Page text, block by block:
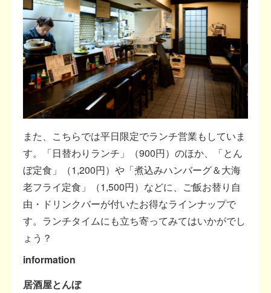
また、こちらでは平日限定でランチ営業もしていま
す。「日替わりランチ」（900円）のほか、「とん
ぼ定食」（1,200円）や「煮込みハンバーグ＆大海
老フライ定食」（1,500円）などに、ご飯お替り自
由・ドリンクバーが付いたお得なラインナップで
す。ランチタイムにも立ち寄ってみてはいかがでし
ょう？
information
居酒屋とんぼ